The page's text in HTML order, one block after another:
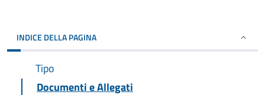
INDICE DELLA PAGINA
Tipo
Documenti e Allegati